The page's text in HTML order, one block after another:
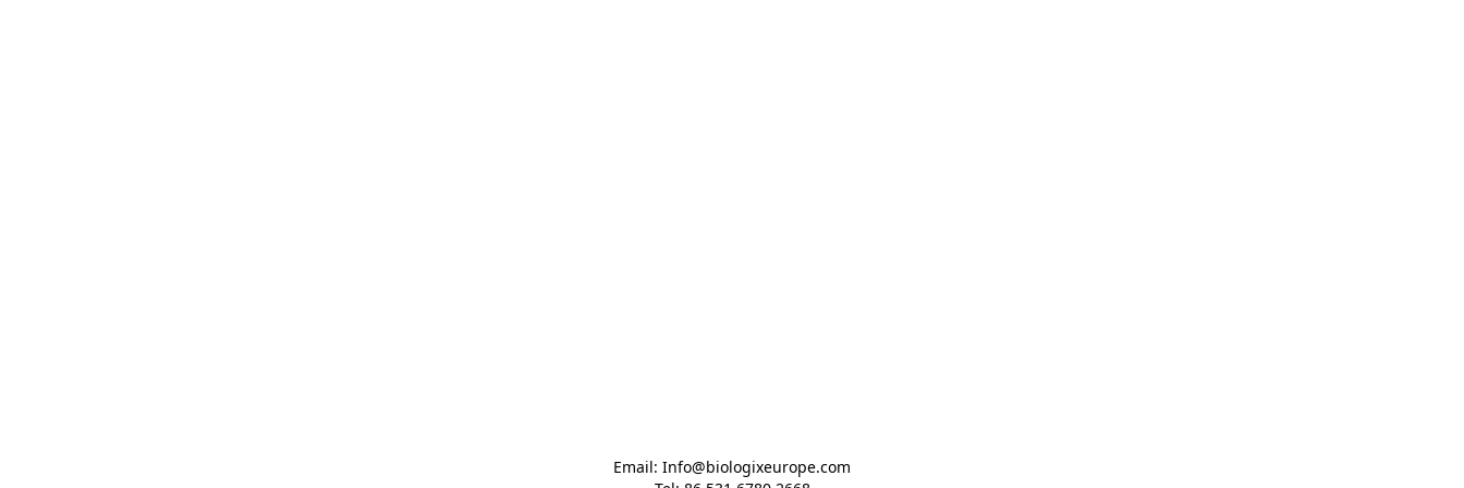
Email: Info@biologixeurope.com